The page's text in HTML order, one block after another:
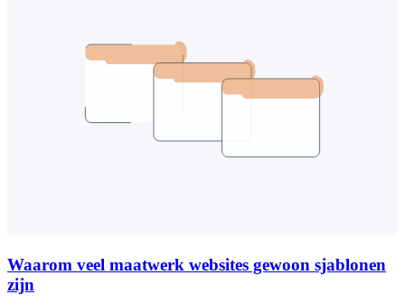
Waarom veel maatwerk websites gewoon sjablonen
zijn